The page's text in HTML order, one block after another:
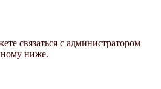
связаться с администратором
ниже.